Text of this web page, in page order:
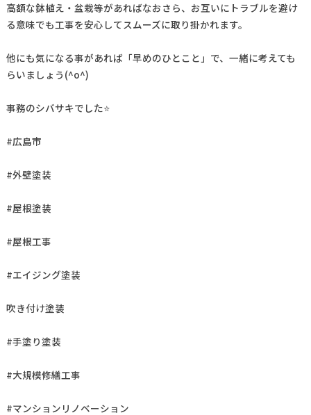
高額な鉢植え・盆栽等があればなおさら、お互いにトラブルを避け
る意味でも工事を安心してスムーズに取り掛かれます。
他にも気になる事があれば「早めのひとこと」で、一緒に考えても
らいましょう(^o^)
事務のシバサキでした⭐
#広島市
#外壁塗装
#屋根塗装
#屋根工事
#エイジング塗装
吹き付け塗装
#手塗り塗装
#大規模修繕工事
#マンションリノベーション